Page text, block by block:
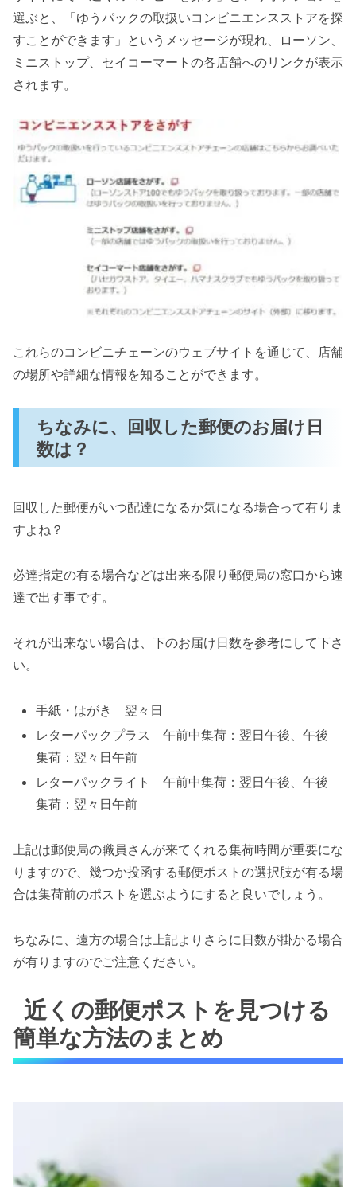
選ぶと、「ゆうパックの取扱いコンビニエンスストアを探
すことができます」というメッセージが現れ、ローソン、
ミニストップ、セイコーマートの各店舗へのリンクが表示
されます。
これらのコンビニチェーンのウェブサイトを通じて、店舗
の場所や詳細な情報を知ることができます。
ちなみに、回収した郵便のお届け日
数は？
回収した郵便がいつ配達になるか気になる場合って有りま
すよね？
必達指定の有る場合などは出来る限り郵便局の窓口から速
達で出す事です。
それが出来ない場合は、下のお届け日数を参考にして下さ
い。
手紙・はがき 翌々日
レターパックプラス 午前中集荷：翌日午後、午後
集荷：翌々日午前
レターパックライト 午前中集荷：翌日午後、午後
集荷：翌々日午前
上記は郵便局の職員さんが来てくれる集荷時間が重要にな
りますので、幾つか投函する郵便ポストの選択肢が有る場
合は集荷前のポストを選ぶようにすると良いでしょう。
ちなみに、遠方の場合は上記よりさらに日数が掛かる場合
が有りますのでご注意ください。
近くの郵便ポストを見つける
簡単な方法のまとめ